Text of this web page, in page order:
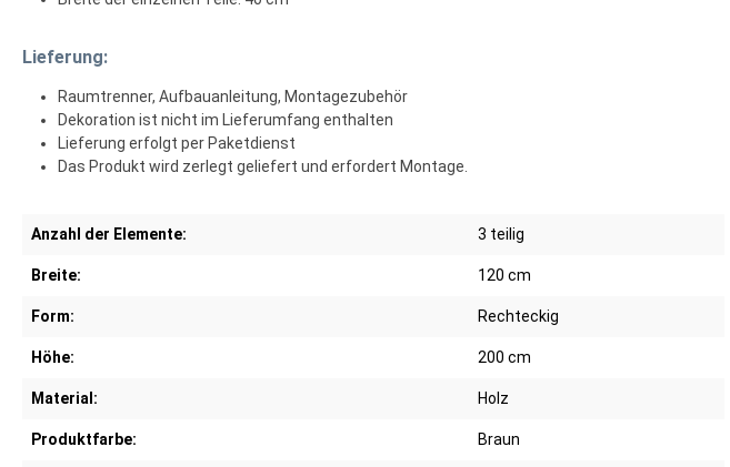
Lieferung:
Raumtrenner, Aufbauanleitung, Montagezubehör
Dekoration ist nicht im Lieferumfang enthalten
Lieferung erfolgt per Paketdienst
Das Produkt wird zerlegt geliefert und erfordert Montage.
Anzahl der Elemente: 3 teilig
Breite: 120 cm
Form: Rechteckig
Höhe: 200 cm
Material: Holz
Produktfarbe: Braun